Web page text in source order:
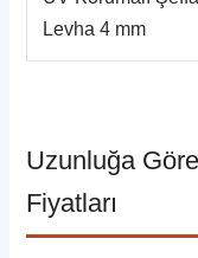
Levha 4 mm
Uzunluğa
Fiyatları